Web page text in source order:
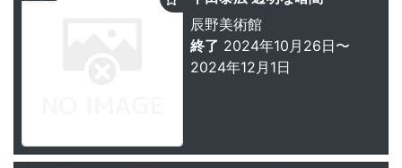
辰野美術館
終了 2024年10月26日〜
2024年12月1日